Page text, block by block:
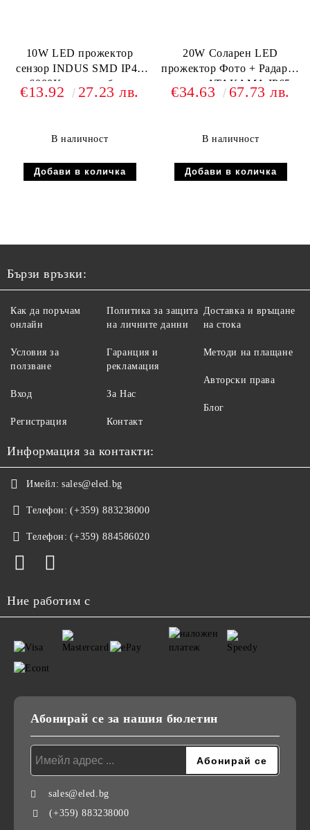
10W LED прожектор
сензор INDUS SMD IP44
6000K студено бяла
светлина
€13.92 27.23 лв.
В наличност
20W Соларен LED
прожектор Фото + Радарен
сензор ATAKAMA IP65
6400K Li-ion батерия
€34.63 67.73 лв.
В наличност
Бързи връзки:
Как да поръчам
онлайн
Условия за
ползване
Вход
Регистрация
Политика за защита
на личните данни
Гаранция и
рекламация
За Нас
Контакт
Доставка и връщане
на стока
Методи на плащане
Авторски права
Блог
Информация за контакти:
Имейл: sales@eled.bg
Телефон: (+359) 883238000
Телефон: (+359) 884586020
Ние работим с
Абонирай се за нашия бюлетин
sales@eled.bg
(+359) 883238000